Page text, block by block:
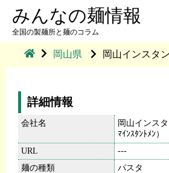
みんなの麺情報
全国の製麺所と麺のコラム
岡山県 岡山インスタ
詳細情報
会社名
岡山インス
ﾏｲﾝｽﾀﾝﾄﾒﾝ）
URL
---
麺の種類
パスタ